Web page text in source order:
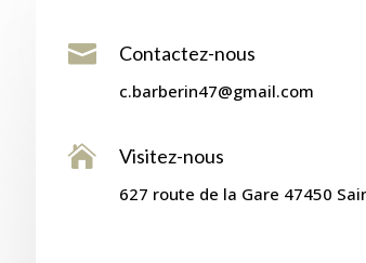
 Contactez-nous
c.barberin47@gmail.com
 Visitez-nous
627 route de la Gare 47450